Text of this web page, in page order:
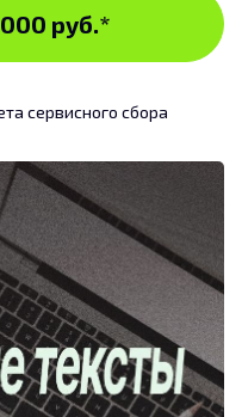
руб.*
сервисного сбора